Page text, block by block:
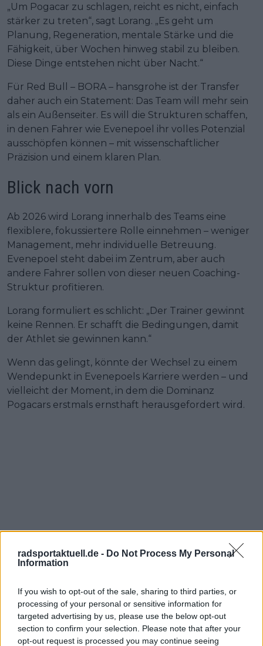
radsportaktuell.de - Do Not Process My Personal
Information
If you wish to opt-out of the sale, sharing to third parties, or
processing of your personal or sensitive information for
targeted advertising by us, please use the below opt-out
section to confirm your selection. Please note that after your
opt-out request is processed you may continue seeing
„Um Pogacar zu schlagen, reicht es nicht, einfach
stärker zu treten“, sagt Lorang. „Es geht um
Planung, Regeneration, mentale Stärke und die
Fähigkeit, über Wochen hinweg stabil zu bleiben.
Diese Dinge entstehen nicht über Nacht.“
Für Red Bull – BORA – hansgrohe ist der Transfer
daher auch ein Statement: Das Team will mehr sein
als ein Außenseiter. Es will die Strukturen schaffen,
in denen Fahrer wie Evenepoel ihr volles Potenzial
ausschöpfen können – mit wissenschaftlicher
Präzision und einem klaren Plan.
Blick nach vorn
Ab 2026 wird Lorang innerhalb des Teams eine
flexiblere, fokussiertere Rolle einnehmen – weniger
Management, mehr individuelle Betreuung.
Evenepoel steht dabei im Zentrum, aber auch
andere Fahrer sollen von dieser neuen Coaching-
Struktur profitieren.
Lorang formuliert es schlicht: „Der Trainer gewinnt
keine Rennen. Er schafft die Bedingungen, damit
der Athlet sie gewinnen kann.“
Wenn das gelingt, könnte der Wechsel zu einem
Wendepunkt in Evenepoels Karriere werden – und
vielleicht der Moment, in dem die Dominanz
Pogacars erstmals ernsthaft herausgefordert wird.